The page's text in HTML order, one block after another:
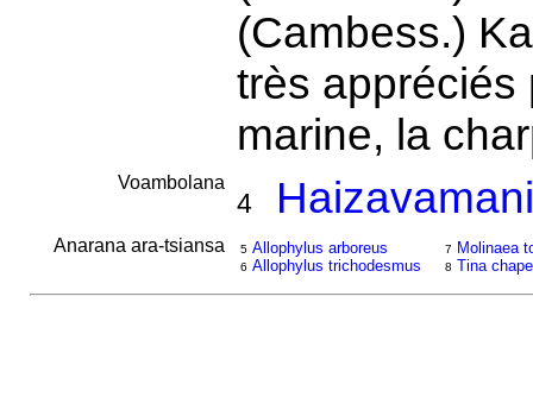
(Cambess.)
très appréciés
marine, la
Voambolana
4
Anarana ara-tsiansa 5 Allophylus arboreus
6 Allophylus trichodesmus
7 Molinaea
8 Tina